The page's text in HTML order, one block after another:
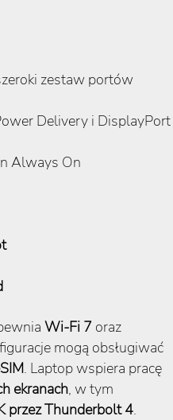
zestaw portów
Delivery i DisplayPort
Always On
Wi-Fi 7 oraz
mogą obsługiwać
. Laptop wspiera pracę
ekranach, w tym
przez Thunderbolt 4.